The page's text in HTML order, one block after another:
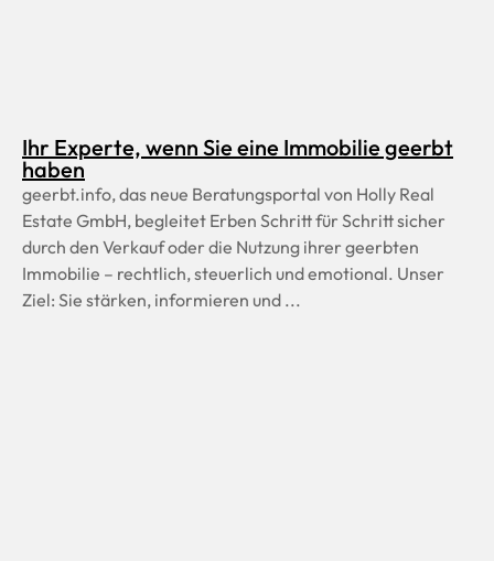
Ihr Experte, wenn Sie eine Immobilie geerbt
haben
geerbt.info, das neue Beratungsportal von Holly Real
Estate GmbH, begleitet Erben Schritt für Schritt sicher
durch den Verkauf oder die Nutzung ihrer geerbten
Immobilie – rechtlich, steuerlich und emotional. Unser
Ziel: Sie stärken, informieren und ...